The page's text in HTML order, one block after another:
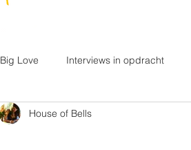
Big Love Interviews in opdracht
House of Bells